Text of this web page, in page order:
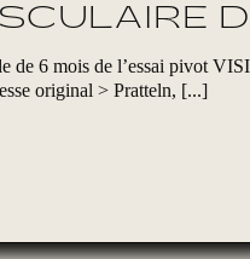
de 6 mois de l’essai pivot
original > Pratteln, [...]